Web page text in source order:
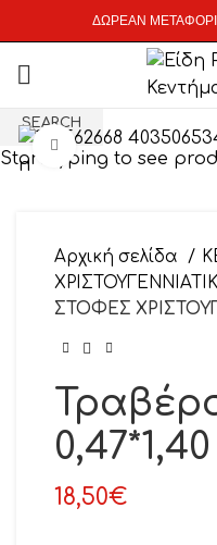
ΔΩΡΕΑΝ
Click to enlarge
Αρχική σελίδα
ΣΤΟΦΕΣ
18,50€
SEARCH
Start typing to see